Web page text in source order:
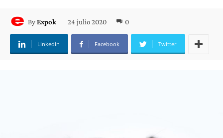
ByExpok 24 julio 2020 0
Linkedin Facebook Twitter